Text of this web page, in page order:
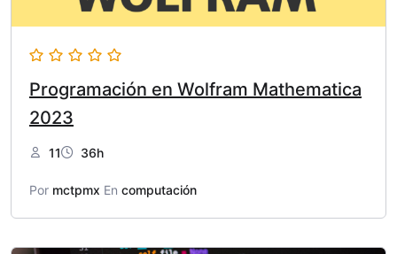
Programación en Wolfram Mathematica
2023
11 36h
Por mctpmx En computación